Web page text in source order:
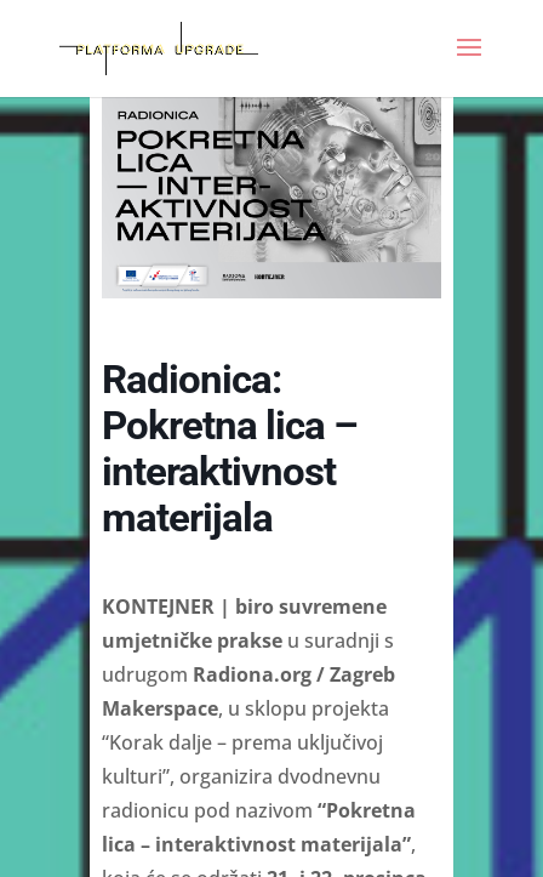
Radionica:
Pokretna lica –
interaktivnost
materijala
KONTEJNER | biro suvremene
umjetničke prakse u suradnji s
udrugom Radiona.org / Zagreb
Makerspace, u sklopu projekta
“Korak dalje – prema uključivoj
kulturi”, organizira dvodnevnu
radionicu pod nazivom “Pokretna
lica – interaktivnost materijala”,